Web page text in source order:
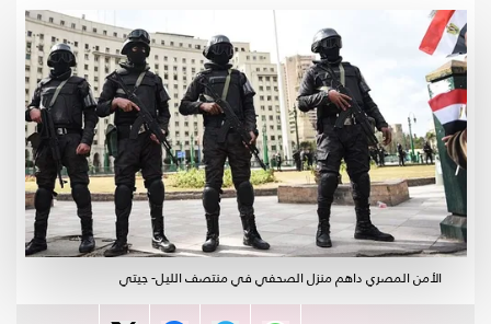
الأمن المصري داهم منزل الصحفي في منتصف الليل- جيتي